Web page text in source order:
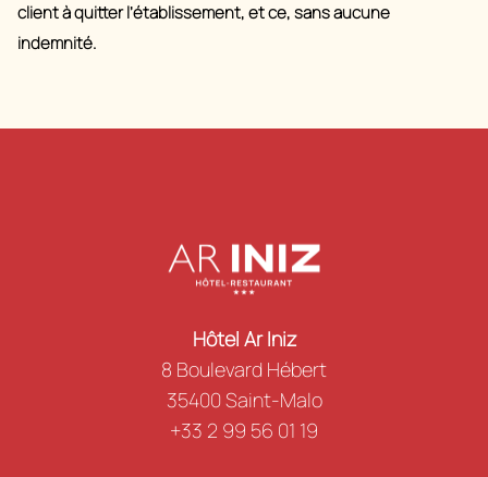
client à quitter l’établissement, et ce, sans aucune
indemnité.
Hôtel Ar Iniz
8 Boulevard Hébert
35400 Saint-Malo
+33 2 99 56 01 19